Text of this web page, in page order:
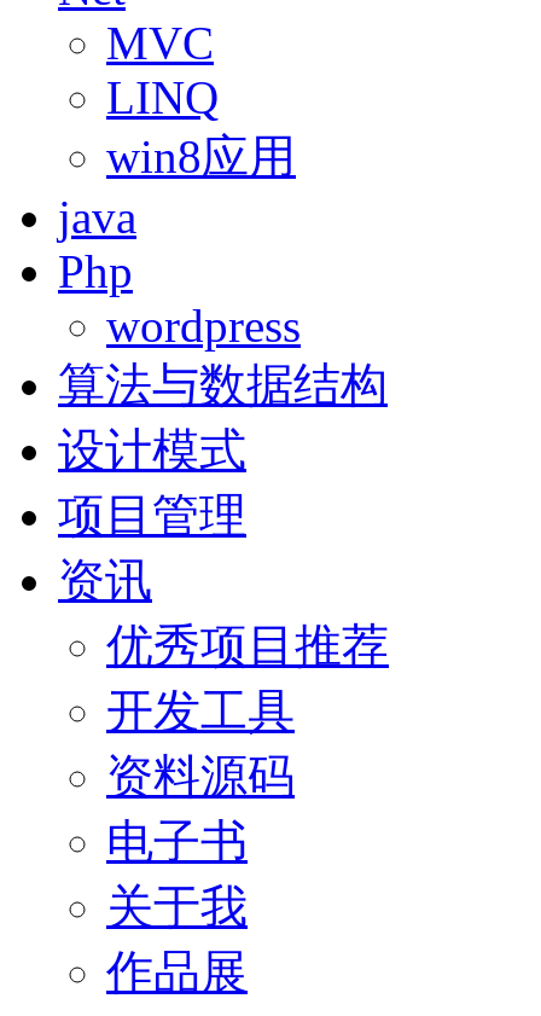
MVC
LINQ
win8应用
java
Php
wordpress
算法与数据结构
设计模式
项目管理
资讯
优秀项目推荐
开发工具
资料源码
电子书
关于我
作品展